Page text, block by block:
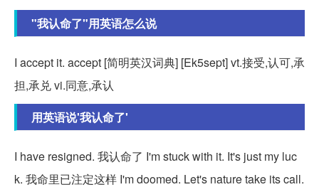
"我认命了"用英语怎么说
I accept it. accept [简明英汉词典] [Ek5sept] vt.接受,认可,承
担,承兑 vi.同意,承认
用英语说'我认命了'
I have resigned. 我认命了 I'm stuck with it. It's just my luc
k. 我命里已注定这样 I'm doomed. Let's nature take its call.